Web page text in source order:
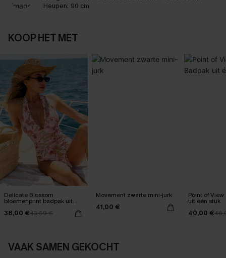
Heupen: 90 cm
KOOP HET MET
Delicate Blossom
bloemenprint badpak uit
38,00 €43,00 €
Movement zwarte mini-jurk
41,00 €
Point of
uit één stuk
40,00 €
VAAK SAMEN GEKOCHT